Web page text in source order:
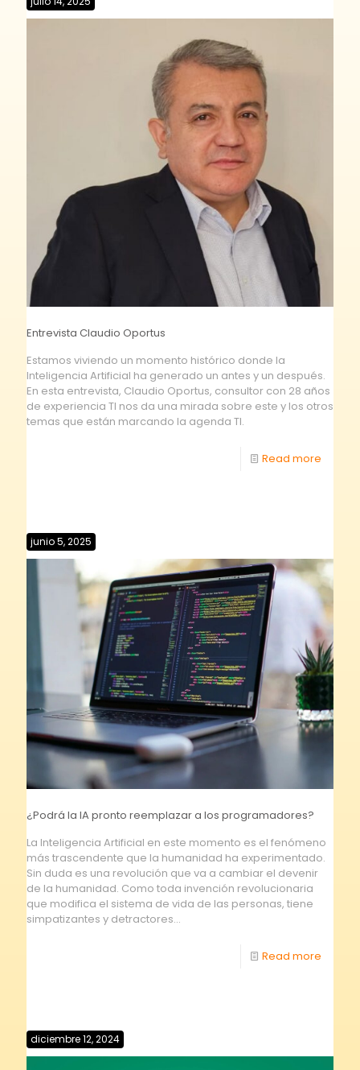
Entrevista Claudio Oportus
Estamos viviendo un momento histórico donde la
Inteligencia Artificial ha generado un antes y un después.
En esta entrevista, Claudio Oportus, consultor con 28 años
de experiencia TI nos da una mirada sobre este y los otros
temas que están marcando la agenda TI.
Read more
junio 5, 2025
¿Podrá la IA pronto reemplazar a los programadores?
La Inteligencia Artificial en este momento es el fenómeno
más trascendente que la humanidad ha experimentado.
Sin duda es una revolución que va a cambiar el devenir
de la humanidad. Como toda invención revolucionaria
que modifica el sistema de vida de las personas, tiene
simpatizantes y detractores...
Read more
diciembre 12, 2024